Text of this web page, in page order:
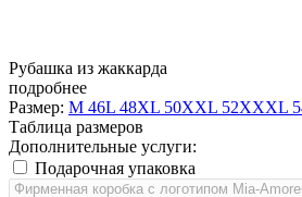
Рубашка из жаккарда
подробнее
Размер: M 46L 48XL 50XXL 52XXXL
Таблица размеров
Дополнительные услуги:
Подарочная упаковка